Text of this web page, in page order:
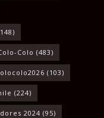
Colo (483)
(103)
(224)
2024 (95)